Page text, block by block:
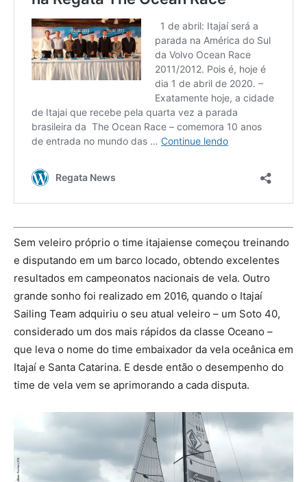
Sem veleiro próprio o time itajaiense começou treinando
e disputando em um barco locado, obtendo excelentes
resultados em campeonatos nacionais de vela. Outro
grande sonho foi realizado em 2016, quando o Itajaí
Sailing Team adquiriu o seu atual veleiro – um Soto 40,
considerado um dos mais rápidos da classe Oceano –
que leva o nome do time embaixador da vela oceânica em
Itajaí e Santa Catarina. E desde então o desempenho do
time de vela vem se aprimorando a cada disputa.